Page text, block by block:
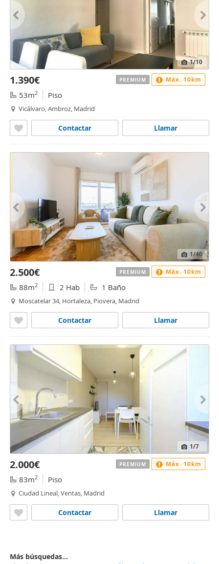
1/10
1.390€
53m2 Piso
Vicálvaro, Ambroz, Madrid
Llamar
Contactar
PREMIUM Máx. 10km
1/40
2.500€
88m2 2 Hab 1 Baño
Moscatelar 34, Hortaleza, Piovera, Madrid
Llamar
Contactar
PREMIUM Máx. 10km
1/7
2.000€
83m2 Piso
Ciudad Lineal, Ventas, Madrid
Llamar
Contactar
PREMIUM Máx. 10km
Más búsquedas...